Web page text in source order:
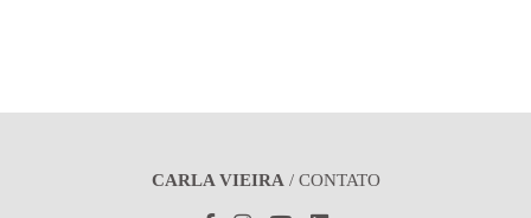
CARLA VIEIRA / CONTATO